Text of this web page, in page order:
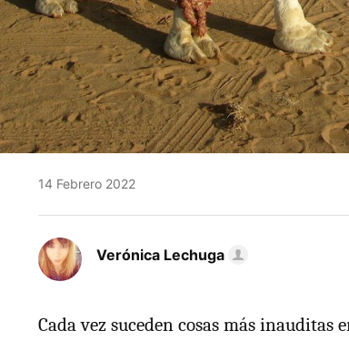
14 Febrero 2022
Verónica Lechuga
Cada vez suceden cosas más